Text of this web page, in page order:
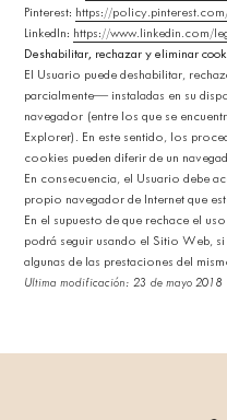
Pinterest: https://
LinkedIn: https://www.linkedin.com/
Deshabilitar, rechazar y eliminar
El Usuario puede deshabilitar,
parcialmente— instaladas en su
navegador (entre los que se
Explorer). En este sentido, los
cookies pueden diferir de un
En consecuencia, el Usuario debe
propio navegador de Internet que
En el supuesto de que rechace el
podrá seguir usando el Sitio Web,
algunas de las prestaciones del
Ultima modificación: 23 de mayo 2018